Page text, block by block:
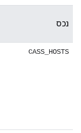
נכס
CASS_HOSTS